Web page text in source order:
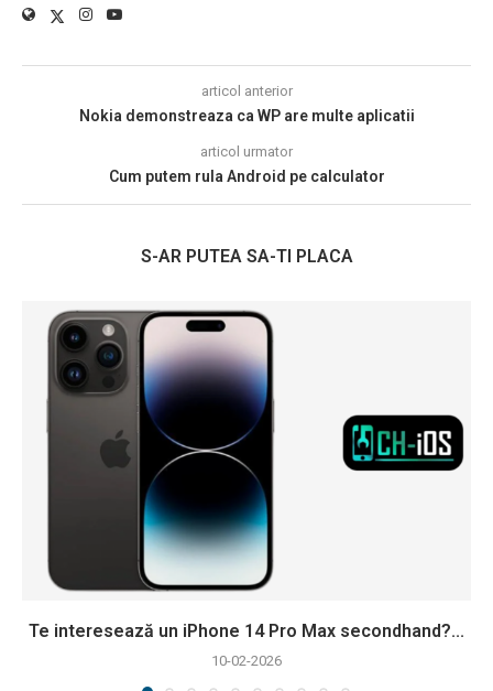
articol anterior
Nokia demonstreaza ca WP are multe aplicatii
articol urmator
Cum putem rula Android pe calculator
S-AR PUTEA SA-TI PLACA
Te interesează un iPhone 14 Pro Max secondhand?...
10-02-2026